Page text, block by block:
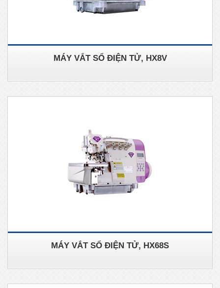
MÁY VẮT SỔ ĐIỆN TỬ, HX8V
MÁY VẮT SỔ ĐIỆN TỬ, HX68S